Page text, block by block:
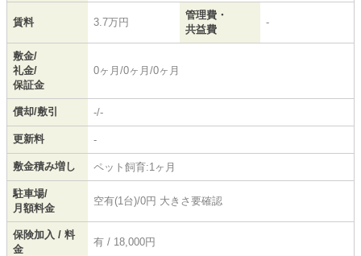
賃料 3.7万円
管理費・
共益費
-
敷金/
礼金/
保証金
0ヶ月/0ヶ月/0ヶ月
償却/敷引 -/-
更新料 -
敷金積み増し ペット飼育:1ヶ月
駐車場/
月額料金
空有(1台)/0円 大きさ要確認
保険加入 / 料
金
有 / 18,000円